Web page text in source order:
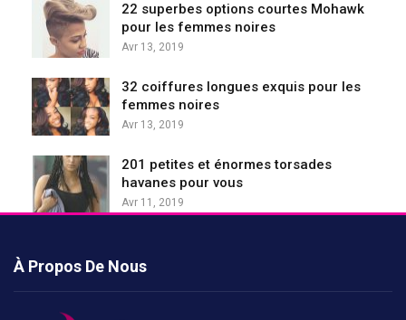
22 superbes options courtes Mohawk
pour les femmes noires
Avr 13, 2019
32 coiffures longues exquis pour les
femmes noires
Avr 13, 2019
201 petites et énormes torsades
havanes pour vous
Avr 11, 2019
À Propos De Nous